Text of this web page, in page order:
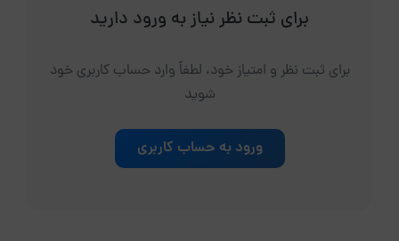
برای ثبت نظر نیاز به ورود دارید
برای ثبت نظر و امتیاز خود، لطفاً وارد حساب کاربری خود
شوید
ورود به حساب کاربری